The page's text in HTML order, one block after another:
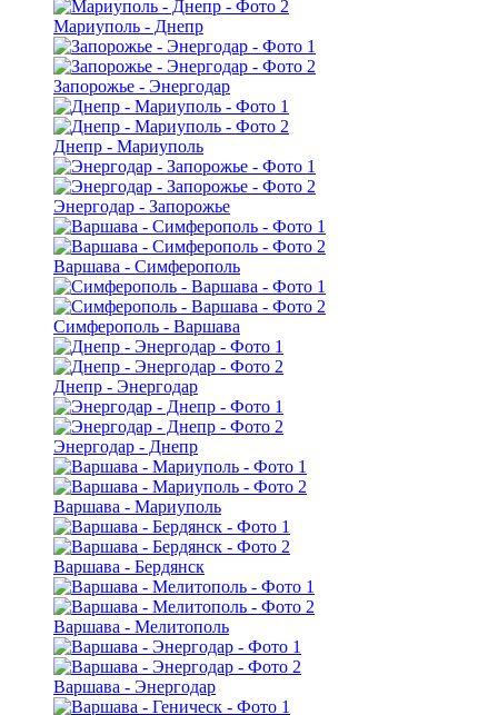
Мариуполь - Днепр
Запорожье - Энергодар
Днепр - Мариуполь
Энергодар - Запорожье
Варшава - Симферополь
Симферополь - Варшава
Днепр - Энергодар
Энергодар - Днепр
Варшава - Мариуполь
Варшава - Бердянск
Варшава - Мелитополь
Варшава - Энергодар